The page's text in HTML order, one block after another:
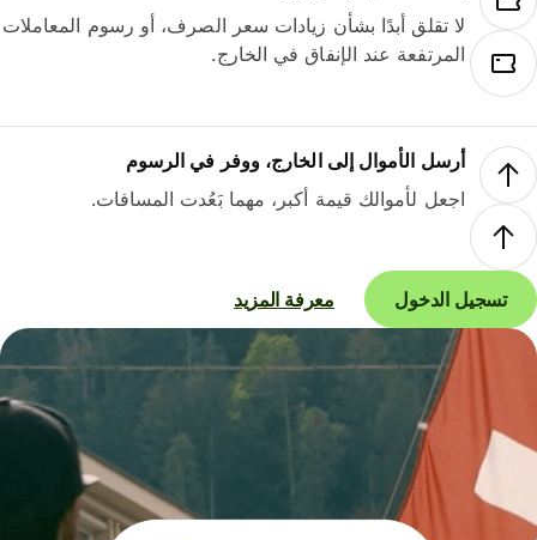
لا تقلق أبدًا بشأن زيادات سعر الصرف، أو رسوم المعاملات
المرتفعة عند الإنفاق في الخارج.
أرسل الأموال إلى الخارج، ووفر في الرسوم
اجعل لأموالك قيمة أكبر، مهما بَعُدت المسافات.
تسجيل الدخول معرفة المزيد